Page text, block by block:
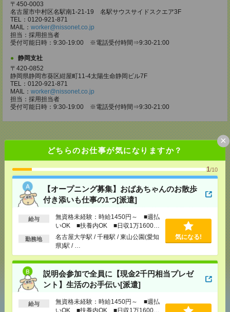
どちらのお仕事が気になりますか？
1/10
【オープニング募集】おばあちゃんのお散歩
付き添いも仕事の1つ[派遣]
給与
無資格未経験：時給1450円～ ■週払
いOK ■扶養内OK ■日収1万1600円
以上
勤務地
名古屋大学駅 / 千種駅 / 東山公園(愛知
県)駅 / …
気になる!
説明会参加で全員に【現金2千円相当プレゼ
ント】生活のお手伝い[派遣]
給与
無資格未経験：時給1450円～ ■週払
いOK ■扶養内OK ■日収1万1600円
×
〒450-0003
名古屋市中村区名駅南1-21-19 名駅サウスサイドスクエア3F
TEL：0120-921-871
MAIL： worker@nissonet.co.jp
担当：採用担当者
受付可能日時：9:30-19:00 ※電話受付時間⇒9:30-21:00
静岡支社
〒420-0852
静岡県静岡市葵区紺屋町11-4太陽生命静岡ビル7F
TEL：0120-921-871
MAIL： worker@nissonet.co.jp
担当：採用担当者
受付可能日時：9:30-19:00 ※電話受付時間⇒9:30-21:00
応募ページへ
気になる！
メールで送る LINE で送る
シェア ツイート ブックマーク
あなたの閲覧履歴からの